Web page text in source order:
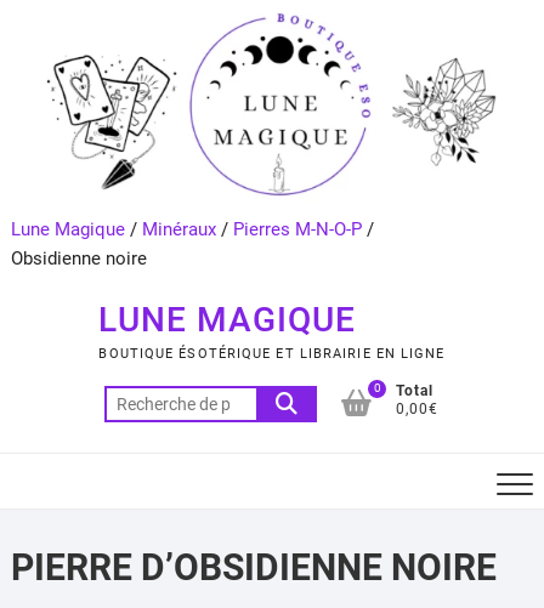
content
Lune Magique/ Minéraux/ Pierres M-N-O-P/
Obsidienne noire
LUNE MAGIQUE
BOUTIQUE ÉSOTÉRIQUE ET LIBRAIRIE EN LIGNE
Recherche
pour :
0
Total
0,00€
PIERRE D’OBSIDIENNE NOIRE